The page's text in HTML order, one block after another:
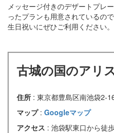
メッセージ付きのデザートプレ
ったプランも用意されているの
生日祝いにぜひご利用ください。
古城の国のアリ
住所 : 東京都豊島区南池袋2-
マップ : Googleマップ
アクセス : 池袋駅東口から徒